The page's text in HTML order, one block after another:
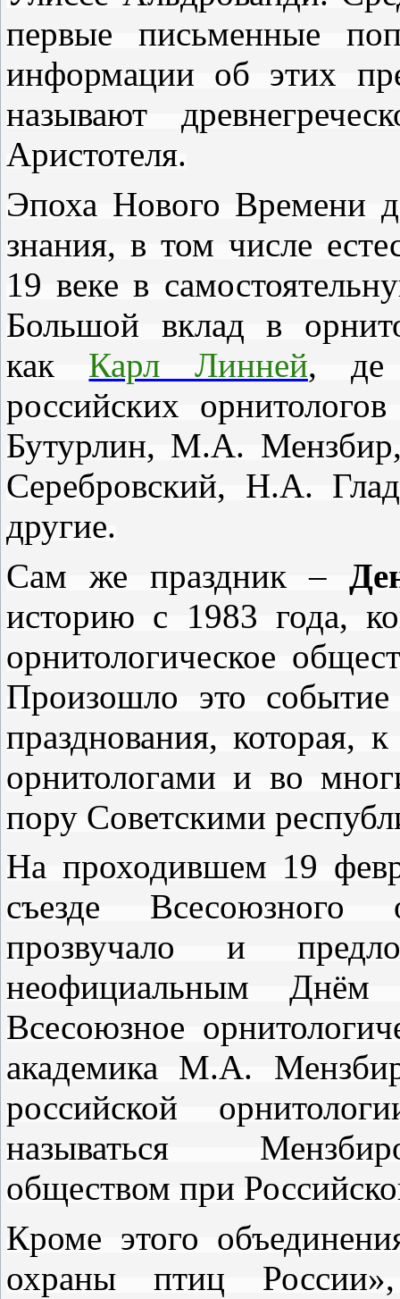
первые письменные
информации об этих
называют
Аристотеля.
Эпоха Нового Времени
знания, в том числе
19 веке в
Большой вклад в
как Карл Линней, де
российских
Бутурлин, М.А.
Серебровский, Н.А.
другие.
Сам же праздник –
историю с 1983 года,
орнитологическое
Произошло это
празднования, которая,
орнитологами и во
пору Советскими
На проходившем 19
съезде Всесоюзного
прозвучало и
неофициальным
Всесоюзное
академика М.А.
российской
называться
обществом при
Кроме этого
охраны птиц